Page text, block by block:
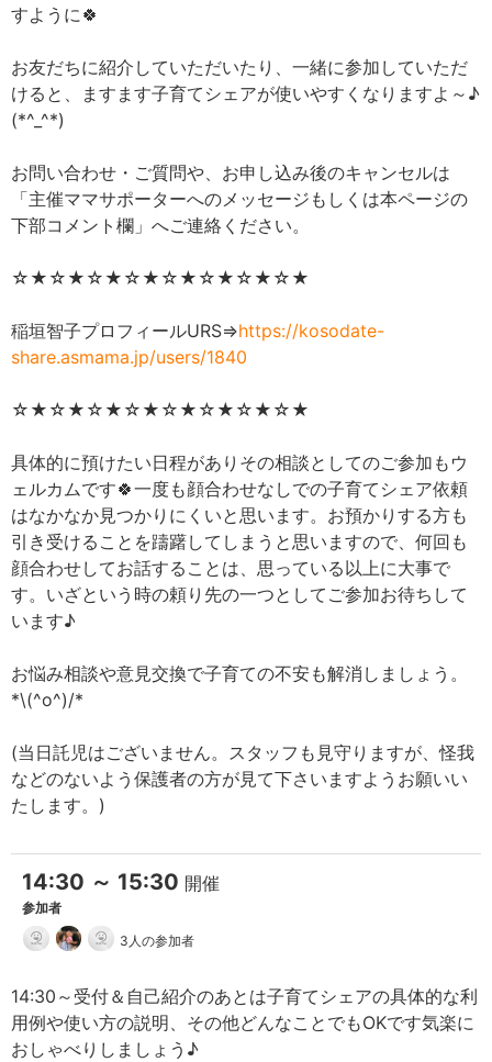
すように🍀
お友だちに紹介していただいたり、一緒に参加していただ
けると、ますます子育てシェアが使いやすくなりますよ～♪
(*^_^*)
お問い合わせ・ご質問や、お申し込み後のキャンセルは
「主催ママサポーターへのメッセージもしくは本ページの
下部コメント欄」へご連絡ください。
☆★☆★☆★☆★☆★☆★☆★☆★
稲垣智子プロフィールURS⇒https://kosodate-
share.asmama.jp/users/1840
☆★☆★☆★☆★☆★☆★☆★☆★
具体的に預けたい日程がありその相談としてのご参加もウ
ェルカムです🍀一度も顔合わせなしでの子育てシェア依頼
はなかなか見つかりにくいと思います。お預かりする方も
引き受けることを躊躇してしまうと思いますので、何回も
顔合わせしてお話することは、思っている以上に大事で
す。いざという時の頼り先の一つとしてご参加お待ちして
います♪
お悩み相談や意見交換で子育ての不安も解消しましょう。
*\(^o^)/*
(当日託児はございません。スタッフも見守りますが、怪我
などのないよう保護者の方が見て下さいますようお願いい
たします。)
14:30 ～ 15:30 開催
参加者
3人の参加者
14:30～受付＆自己紹介のあとは子育てシェアの具体的な利
用例や使い方の説明、その他どんなことでもOKです気楽に
おしゃべりしましょう♪